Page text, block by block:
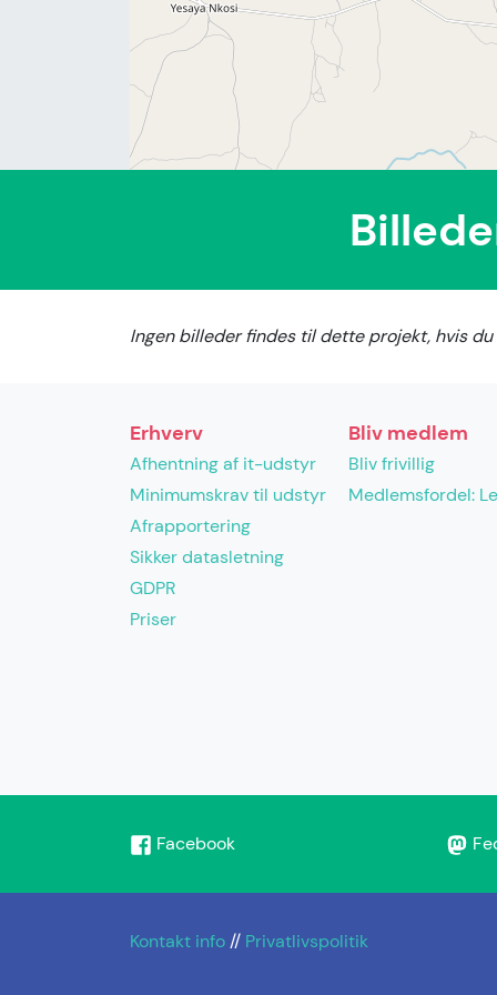
Ingen billeder findes til dette projekt, hvis du
Erhverv
Afhentning af it-udstyr
Minimumskrav til udstyr
Afrapportering
Sikker datasletning
GDPR
Priser
Bliv medlem
Bliv frivillig
Medlemsfordel:
Facebook
Kontakt info // Privatlivspolitik